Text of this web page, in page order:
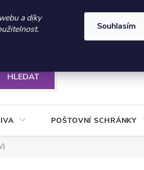
do 21.9.2026 ⏰ | Kód: LÉTO2026
a díky
Souhlasím
údajů
HLEDAT
POŠTOVNÍ SCHRÁNKY